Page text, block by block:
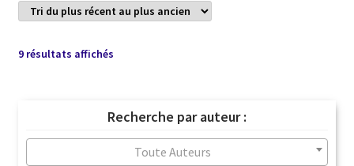
9 résultats affichésTrié
au
plus
ancien
Recherche par auteur :
Toute Auteurs